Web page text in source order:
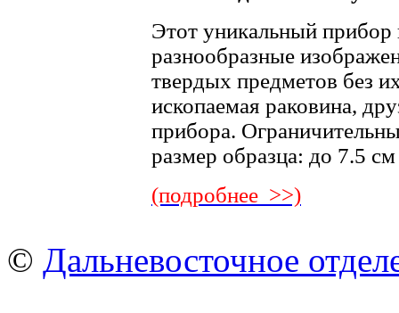
Этот уникальный прибор
разнообразные
твердых предметов без
ископаемая раковина,
прибора.
размер образца: до 7.5
(подробнее >>)
© Дальневосточное